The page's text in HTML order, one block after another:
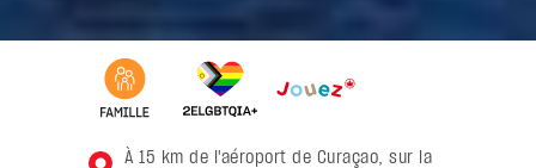
À 15 km de l'aéroport de Curaçao, sur la